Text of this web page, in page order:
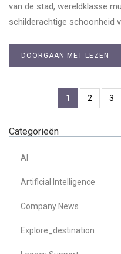
van de stad, wereldklasse
schilderachtige schoonheid
DOORGAAN MET LEZEN
1 2 3
Categorieën
AI
Artificial Intelligence
Company News
Explore_destination